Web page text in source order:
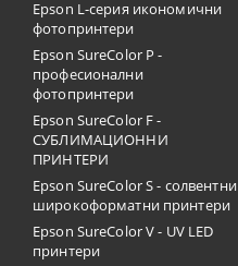
Epson L-серия икономични
фотопринтери
Epson SureColor P -
професионални
фотопринтери
Epson SureColor F -
СУБЛИМАЦИОННИ
ПРИНТЕРИ
Epson SureColor S - солвентни
широкоформатни принтери
Epson SureColor V - UV LED
принтери